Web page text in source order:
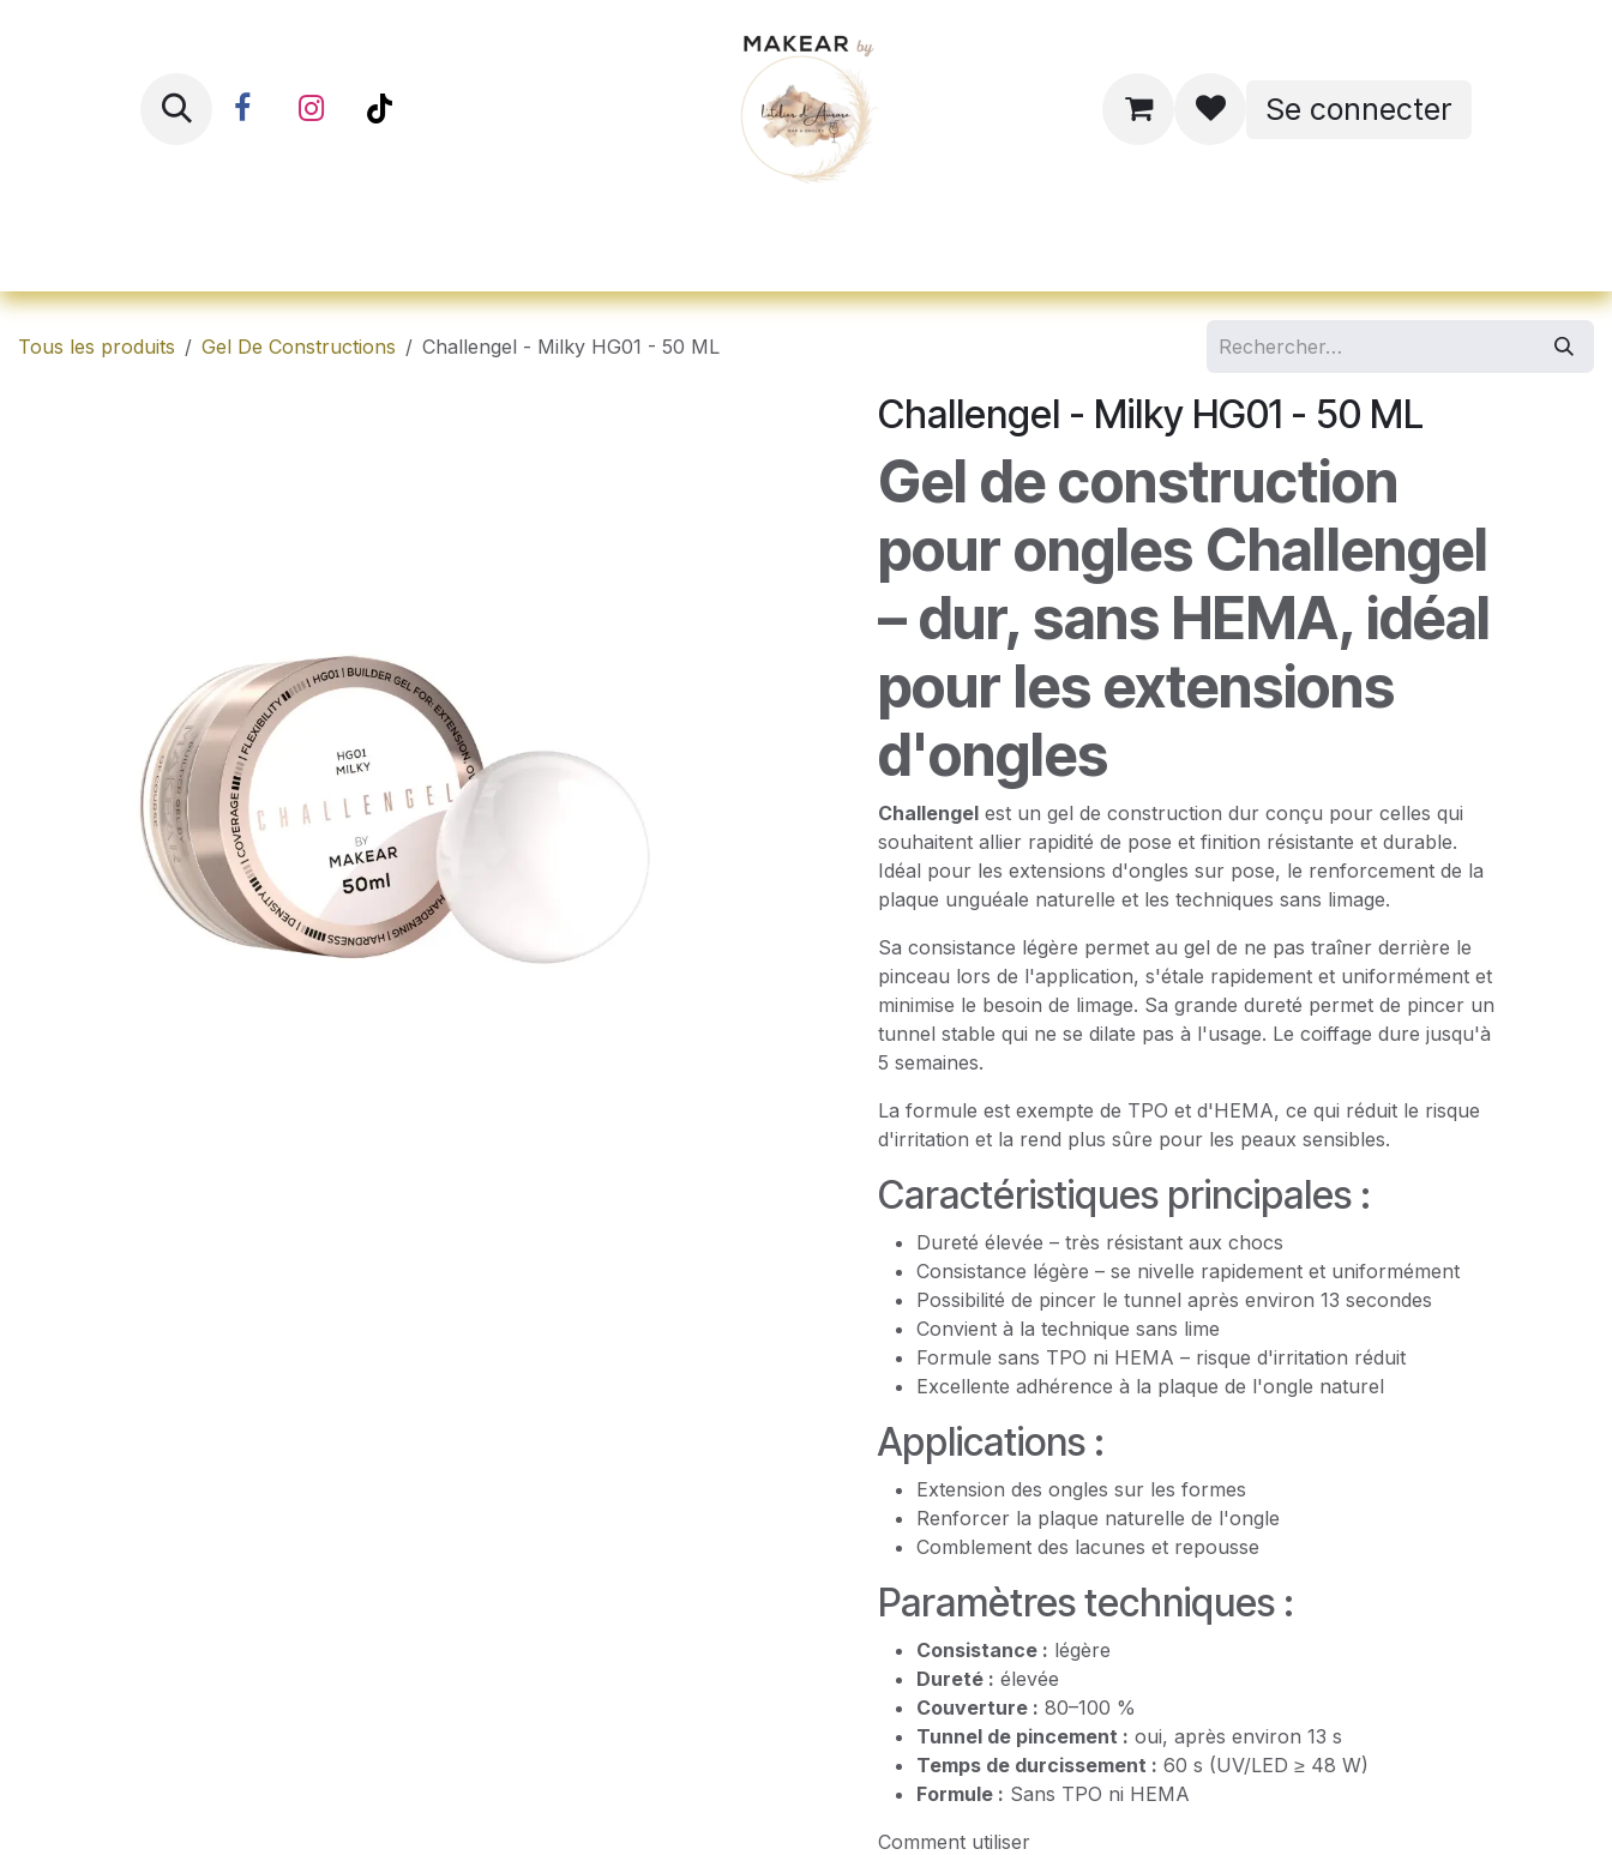
Se connecter
Tous les produits Gel De Constructions Challengel - Milky HG01 - 50 ML
Challengel - Milky HG01 - 50 ML
Gel de construction
pour ongles Challengel
– dur, sans HEMA, idéal
pour les extensions
d'ongles
Challengel est un gel de construction dur conçu pour celles qui
souhaitent allier rapidité de pose et finition résistante et durable.
Idéal pour les extensions d'ongles sur pose, le renforcement de la
plaque unguéale naturelle et les techniques sans limage.
Sa consistance légère permet au gel de ne pas traîner derrière le
pinceau lors de l'application, s'étale rapidement et uniformément et
minimise le besoin de limage. Sa grande dureté permet de pincer un
tunnel stable qui ne se dilate pas à l'usage. Le coiffage dure jusqu'à
5 semaines.
La formule est exempte de TPO et d'HEMA, ce qui réduit le risque
d'irritation et la rend plus sûre pour les peaux sensibles.
Caractéristiques principales :
Dureté élevée – très résistant aux chocs
Consistance légère – se nivelle rapidement et uniformément
Possibilité de pincer le tunnel après environ 13 secondes
Convient à la technique sans lime
Formule sans TPO ni HEMA – risque d'irritation réduit
Excellente adhérence à la plaque de l'ongle naturel
Applications :
Extension des ongles sur les formes
Renforcer la plaque naturelle de l'ongle
Comblement des lacunes et repousse
Paramètres techniques :
Consistance : légère
Dureté : élevée
Couverture : 80–100 %
Tunnel de pincement : oui, après environ 13 s
Temps de durcissement : 60 s (UV/LED ≥ 48 W)
Formule : Sans TPO ni HEMA
Comment utiliser